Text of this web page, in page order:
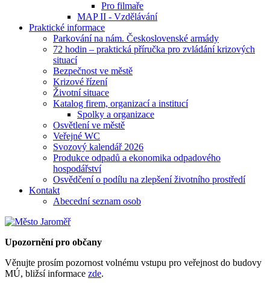
Pro filmaře
MAP II - Vzdělávání
Praktické informace
Parkování na nám. Československé armády
72 hodin – praktická příručka pro zvládání krizových
situací
Bezpečnost ve městě
Krizové řízení
Životní situace
Katalog firem, organizací a institucí
Spolky a organizace
Osvětlení ve městě
Veřejné WC
Svozový kalendář 2026
Produkce odpadů a ekonomika odpadového
hospodářství
Osvědčení o podílu na zlepšení životního prostředí
Kontakt
Abecední seznam osob
Upozornění pro občany
Věnujte prosím pozornost volnému vstupu pro veřejnost do budovy
MÚ, bližsí informace zde.